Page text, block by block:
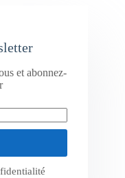
et abonnez-